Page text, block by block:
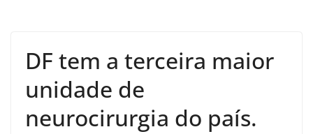
DF tem a terceira maior
unidade de
neurocirurgia do país.